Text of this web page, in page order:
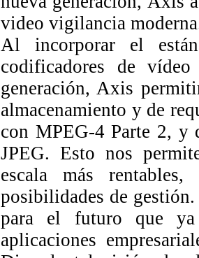
video vigilancia
Al incorporar el
codificadores de
generación, Axis
almacenamiento y de
con MPEG-4 Parte 2, y
JPEG. Esto nos
escala más
posibilidades de
para el futuro que ya
aplicaciones